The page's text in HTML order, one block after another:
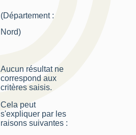
(Département :
Nord)
Aucun résultat ne
correspond aux
critères saisis.
Cela peut
s'expliquer par les
raisons suivantes :